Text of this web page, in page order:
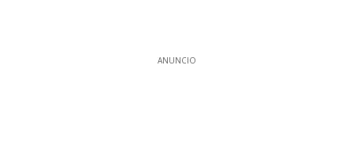
ANUNCIO